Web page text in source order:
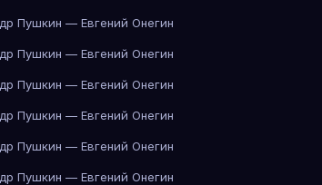
Пушкин — Евгений Онегин
Пушкин — Евгений Онегин
Пушкин — Евгений Онегин
Пушкин — Евгений Онегин
Пушкин — Евгений Онегин
Пушкин — Евгений Онегин